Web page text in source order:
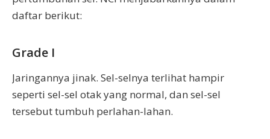
daftar berikut:
Grade I
Jaringannya jinak. Sel-selnya terlihat hampir
seperti sel-sel otak yang normal, dan sel-sel
tersebut tumbuh perlahan-lahan.